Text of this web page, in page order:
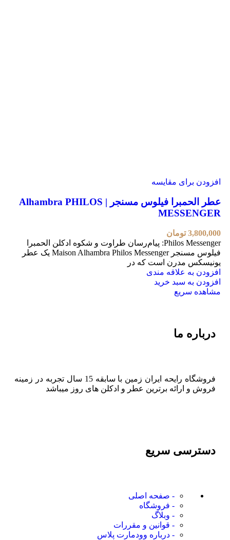
افزودن برای مقایسه
عطر الحمبرا فیلوس مسنجر | Alhambra PHILOS
MESSENGER
3,800,000 تومان
Philos Messenger: پیام‌رسان طراوت و شکوه ادکلن الحمبرا
فیلوس مسنجر Maison Alhambra Philos Messenger یک عطر
یونیسکس مدرن است که در
افزودن به علاقه مندی
افزودن به سبد خرید
مشاهده سریع
درباره ما
فروشگاه رایحه ایران زمین با سابقه 15 سال تجربه در زمینه
فروش و ارائه برترین عطر و ادکلن های روز میباشد
دسترسی سریع
- صفحه اصلی
- فروشگاه
- وبلاگ
- قوانین و مقررات
- درباره وودمارت پلاس